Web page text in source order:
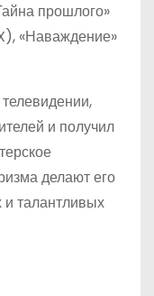
прошлого»
«Наваждение»
и получил
делают его
талантливых